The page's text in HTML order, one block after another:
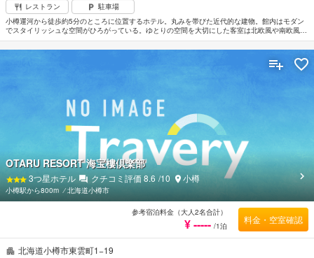
レストラン
駐車場
小樽運河から徒歩約5分のところに位置するホテル。丸みを帯びた近代的な建物。館内はモダン
でスタイリッシュな空間がひろがっている。ゆとりの空間を大切にした客室は北欧風や南欧風な
どのインテリアで分けられており明るい印象。ミストサウナやエアシャワーなどの設備が整った
大浴場では旅の疲れをいやすこともできる。「寿司屋通り」にも近い。JR小樽駅から徒歩約15
北海道小樽市東雲町1−19
OTARU RESORT 海宝樓倶楽部
3つ星ホテル クチコミ評価 8.6 /10 小樽
小樽駅から800m ⁄北海道小樽市
参考宿泊料金（大人2名合計）
¥ ----- /1泊
料金・空室確認